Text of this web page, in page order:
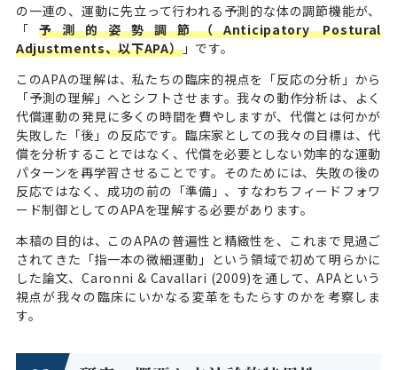
の一連の、運動に先立って行われる予測的な体の調節機能が、
「 予測的姿勢調節（Anticipatory Postural
Adjustments、以下APA）」です。
このAPAの理解は、私たちの臨床的視点を「反応の分析」から
「予測の理解」へとシフトさせます。我々の動作分析は、よく
代償運動の発見に多くの時間を費やしますが、代償とは何かが
失敗した「後」の反応です。臨床家としての我々の目標は、代
償を分析することではなく、代償を必要としない効率的な運動
パターンを再学習させることです。そのためには、失敗の後の
反応ではなく、成功の前の「準備」、すなわちフィードフォワ
ード制御としてのAPAを理解する必要があります。
本稿の目的は、このAPAの普遍性と精緻性を、これまで見過ご
されてきた「指一本の微細運動」という領域で初めて明らかに
した論文、Caronni & Cavallari (2009)を通して、APAという
視点が我々の臨床にいかなる変革をもたらすのかを考察しま
す。